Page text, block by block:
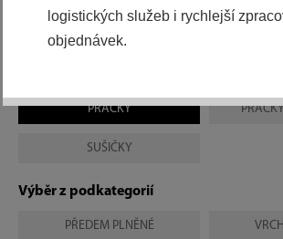
Výběr z kategorií
PRAČKY
SUŠIČKY
Výběr z podkategorií
PŘEDEM PLNĚNÉ
logistických služeb i rychlejší
objednávek.